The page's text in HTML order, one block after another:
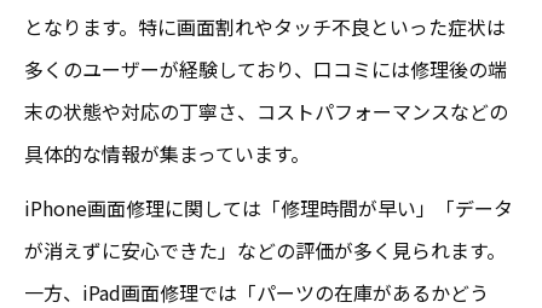
となります。特に画面割れやタッチ不良といった症状は
多くのユーザーが経験しており、口コミには修理後の端
末の状態や対応の丁寧さ、コストパフォーマンスなどの
具体的な情報が集まっています。
iPhone画面修理に関しては「修理時間が早い」「データ
が消えずに安心できた」などの評価が多く見られます。
一方、iPad画面修理では「パーツの在庫があるかどう